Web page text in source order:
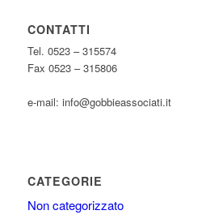
CONTATTI
Tel. 0523 – 315574
Fax 0523 – 315806
e-mail: info@gobbieassociati.it
CATEGORIE
Non categorizzato